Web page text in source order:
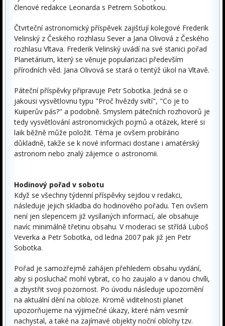
členové redakce Leonarda s Petrem Sobotkou.
Čtvrteční astronomický příspěvek zajišťují kolegové Frederik
Velinský z Českého rozhlasu Sever a Jana Olivová z Českého
rozhlasu Vltava. Frederik Velinský uvádí na své stanici pořad
Planetárium, který se věnuje popularizaci především
přírodních věd. Jana Olivová se stará o tentýž úkol na Vltavě.
Páteční příspěvky připravuje Petr Sobotka. Jedná se o
jakousi vysvětlovnu typu "Proč hvězdy svítí", "Co je to
Kuiperův pás?" a podobně. Smyslem pátečních rozhovorů je
tedy vysvětlování astronomických pojmů a otázek, které si
laik běžně může položit. Téma je ovšem probíráno
důkladně, takže se k nové informaci dostane i amatérský
astronom nebo znalý zájemce o astronomii.
Hodinový pořad v sobotu
Když se všechny týdenní příspěvky sejdou v redakci,
následuje jejich skladba do hodinového pořadu. Ten ovšem
není jen slepencem již vysílaných informací, ale obsahuje
navíc minimálně třetinu obsahu. V moderaci se střídá Luboš
Veverka a Petr Sobotka, od ledna 2007 pak již jen Petr
Sobotka.
Pořad je samozřejmě zahájen přehledem obsahu vydání,
aby si posluchač mohl vybrat, co ho zaujalo a v danou chvíli,
a zbystřit svoji pozornost. Po úvodu následuje upozornění
na aktuální dění na obloze. Kromě viditelnosti planet
upozorňujeme na výjimečné úkazy, které nám vesmír
nachystal, a také na zajímavé objekty noční oblohy tzv.